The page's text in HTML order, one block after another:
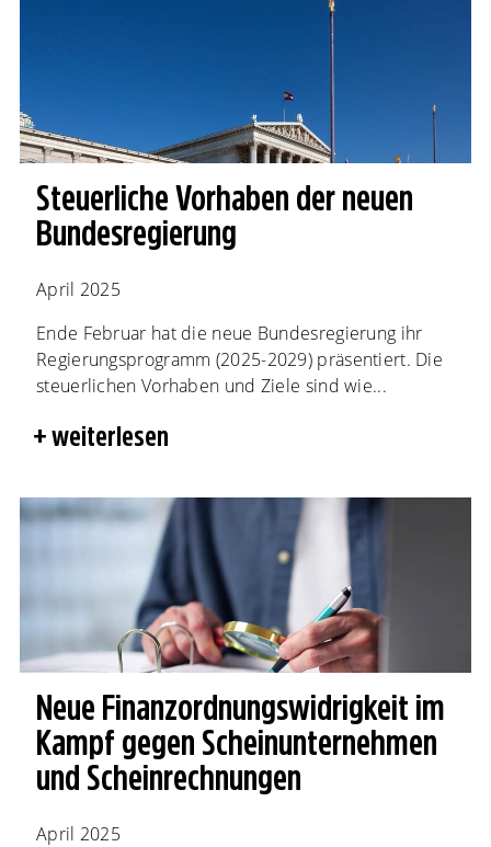
Steuerliche Vorhaben der neuen
Bundesregierung
April 2025
Ende Februar hat die neue Bundesregierung ihr
Regierungsprogramm (2025-2029) präsentiert. Die
steuerlichen Vorhaben und Ziele sind wie...
weiterlesen
Neue Finanzordnungs­widrigkeit im
Kampf gegen Scheinunternehmen
und Scheinrechnungen
April 2025